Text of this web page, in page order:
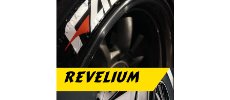
تمتع مع فالكن بنعومة
الطريق والهدوء التام
REVELIUM